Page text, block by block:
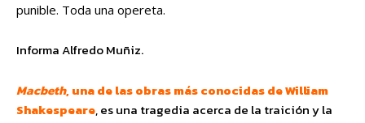
punible. Toda una opereta.
Informa Alfredo Muñiz.
Macbeth, una de las obras más conocidas de William
Shakespeare, es una tragedia acerca de la traición y la